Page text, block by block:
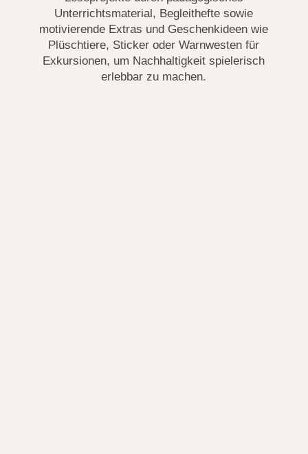
Unterrichtsmaterial, Begleithefte sowie
motivierende Extras und Geschenkideen wie
Plüschtiere, Sticker oder Warnwesten für
Exkursionen, um Nachhaltigkeit spielerisch
erlebbar zu machen.